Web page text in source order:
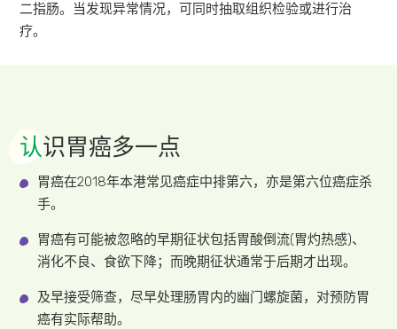
二指肠。当发现异常情况，可同时抽取组织检验或进行治
疗。
认识胃癌多一点
胃癌在2018年本港常见癌症中排第六，亦是第六位癌症杀
手。
胃癌有可能被忽略的早期征状包括胃酸倒流(胃灼热感)、
消化不良、食欲下降；而晚期征状通常于后期才出现。
及早接受筛查，尽早处理肠胃内的幽门螺旋菌，对预防胃
癌有实际帮助。